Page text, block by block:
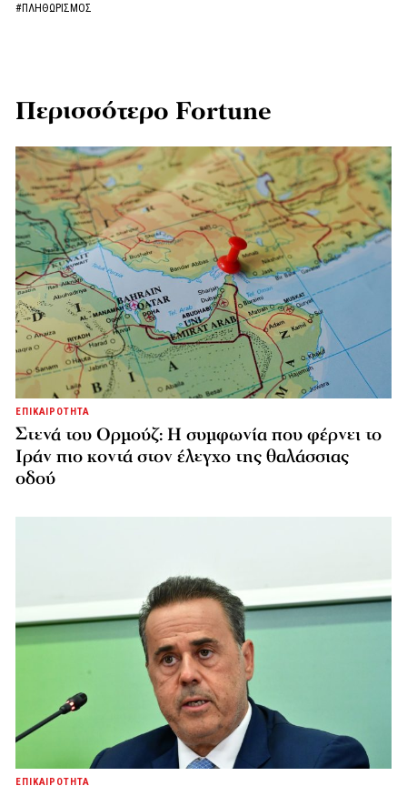
#ΠΛΗΘΩΡΙΣΜΟΣ
Περισσότερο Fortune
ΕΠΙΚΑΙΡΟΤΗΤΑ
Στενά του Ορμούζ: Η συμφωνία που φέρνει το
Ιράν πιο κοντά στον έλεγχο της θαλάσσιας
οδού
ΕΠΙΚΑΙΡΟΤΗΤΑ